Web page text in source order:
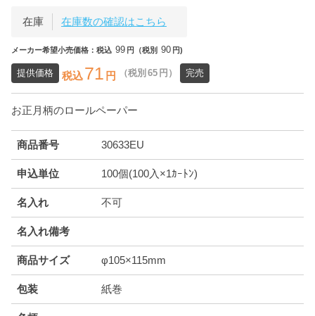
在庫 在庫数の確認はこちら
メーカー希望小売価格：税込 99 円（税別 90 円)
提供価格 税込71 円 （税別 65 円） 完売
お正月柄のロールペーパー
商品番号 30633EU
申込単位 100個(100入×1ｶｰﾄﾝ)
名入れ 不可
名入れ備考
商品サイズ φ105×115mm
包装 紙巻